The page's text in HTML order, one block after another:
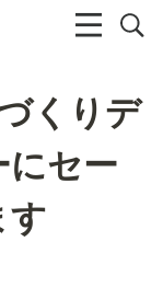
くりデ
セー
す